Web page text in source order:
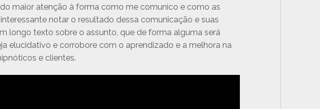
maior atenção à forma como me comunico e como as
notar o resultado dessa comunicação e suas
longo texto sobre o assunto, que de forma alguma será
elucidativo e corrobore com o aprendizado e a melhora na
e clientes.